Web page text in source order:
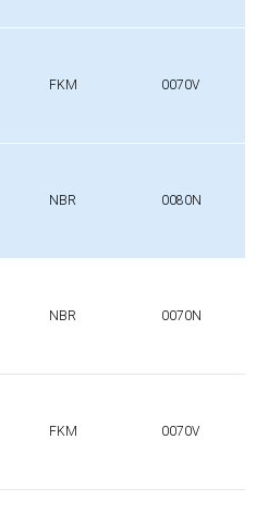
FKM 0070V
NBR 0080N
NBR 0070N
FKM 0070V